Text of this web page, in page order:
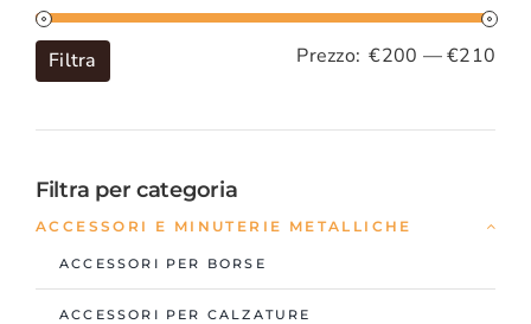
Filtra Prezzo: €200 —€210
Filtra per categoria
ACCESSORI E MINUTERIE METALLICHE
ACCESSORI PER BORSE
ACCESSORI PER CALZATURE